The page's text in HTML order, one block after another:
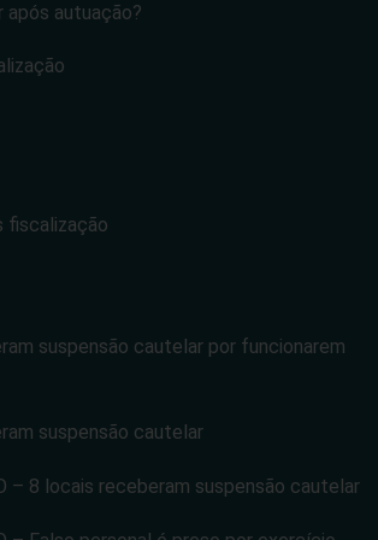
após autuação?
fiscalização
suspensão cautelar por funcionarem
suspensão cautelar
– 8 locais receberam suspensão cautelar